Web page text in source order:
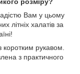
розміру?
Вам у цьому
літніх халатів за
коротким рукавом.
з практичного